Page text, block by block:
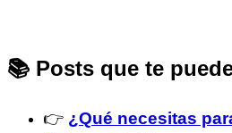
📚 Posts que te
👉 ¿Qué necesitas